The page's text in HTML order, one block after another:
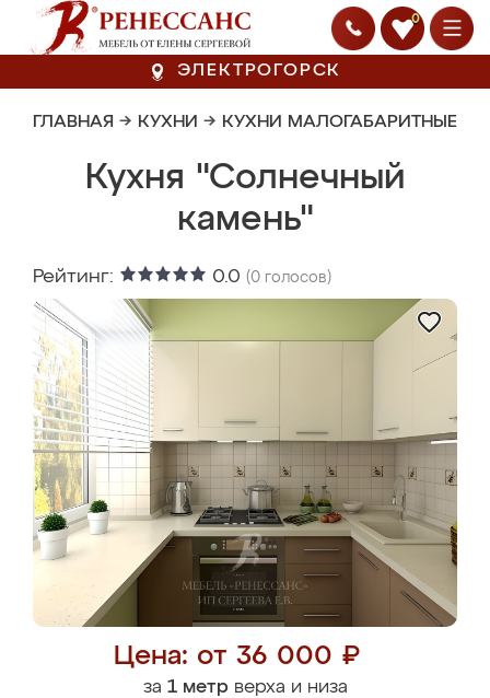
0
ЭЛЕКТРОГОРСК
ГЛАВНАЯ → КУХНИ → КУХНИ МАЛОГАБАРИТНЫЕ
Кухня "Солнечный
камень"
Рейтинг: 0.0 (0 голосов)
Цена: от 36 000 ₽
за 1 метрверха и низа